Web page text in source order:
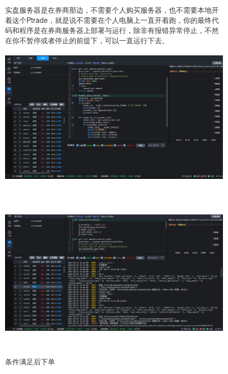
实盘服务器是在券商那边，不需要个人购买服务器，也不需要本地开
着这个Ptrade，就是说不需要在个人电脑上一直开着跑，你的最终代
码和程序是在券商服务器上部署与运行，除非有报错异常停止，不然
在你不暂停或者停止的前提下，可以一直运行下去。
条件满足后下单